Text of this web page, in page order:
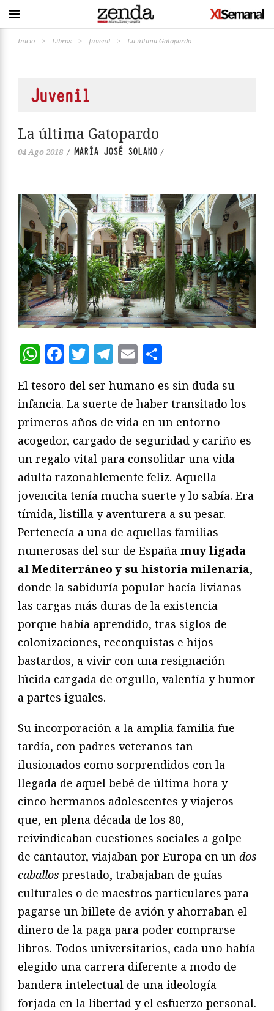
Inicio > Libros > Juvenil > La última Gatopardo
Juvenil
La última Gatopardo
04 Ago 2018 / MARÍA JOSÉ SOLANO /
WhatsApp
Facebook
Twitter
Telegram
Email
El tesoro del ser humano es sin duda su
infancia. La suerte de haber transitado los
primeros años de vida en un entorno
acogedor, cargado de seguridad y cariño es
un regalo vital para consolidar una vida
adulta razonablemente feliz. Aquella
jovencita tenía mucha suerte y lo sabía. Era
tímida, listilla y aventurera a su pesar.
Pertenecía a una de aquellas familias
numerosas del sur de España muy ligada
al Mediterráneo y su historia milenaria,
donde la sabiduría popular hacía livianas
las cargas más duras de la existencia
porque había aprendido, tras siglos de
colonizaciones, reconquistas e hijos
bastardos, a vivir con una resignación
lúcida cargada de orgullo, valentía y humor
a partes iguales.
Su incorporación a la amplia familia fue
tardía, con padres veteranos tan
ilusionados como sorprendidos con la
llegada de aquel bebé de última hora y
cinco hermanos adolescentes y viajeros
que, en plena década de los 80,
reivindicaban cuestiones sociales a golpe
de cantautor, viajaban por Europa en un dos
caballos prestado, trabajaban de guías
culturales o de maestros particulares para
pagarse un billete de avión y ahorraban el
dinero de la paga para poder comprarse
libros. Todos universitarios, cada uno había
elegido una carrera diferente a modo de
bandera intelectual de una ideología
forjada en la libertad y el esfuerzo personal.